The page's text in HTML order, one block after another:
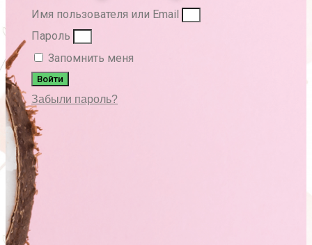
Имя пользователя или Email
Пароль
Запомнить меня
Войти
Забыли пароль?